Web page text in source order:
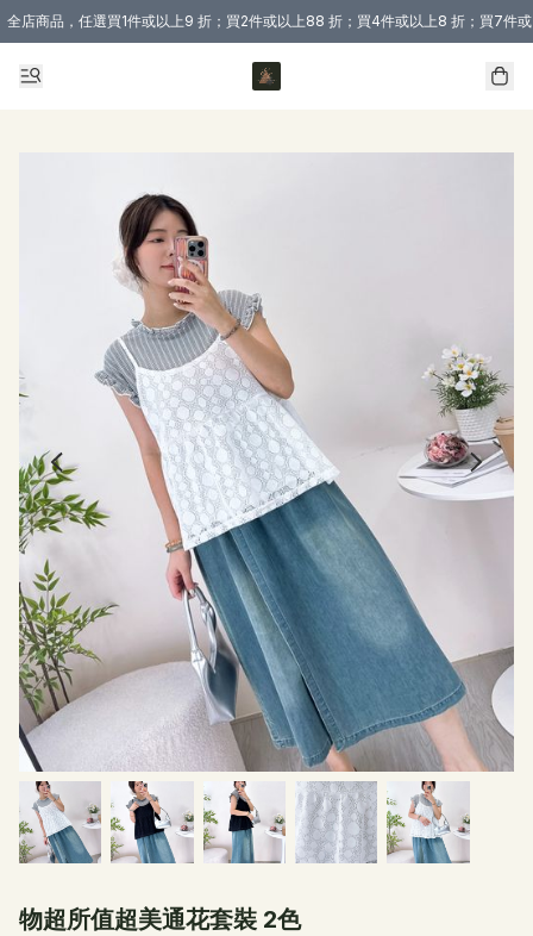
全店商品，任選買1件或以上9 折；買2件或以上88 折；買4件或以上8 折；買7件
購買 3 件商品或以上即享免運費優惠！（適用於 本地送貨、本地取貨 )
物超所值超美通花套裝 2色